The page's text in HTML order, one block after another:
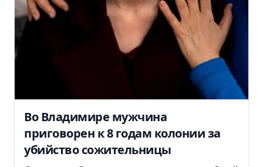
Во Владимире мужчина
приговорен к 8 годам колонии за
убийство сожительницы